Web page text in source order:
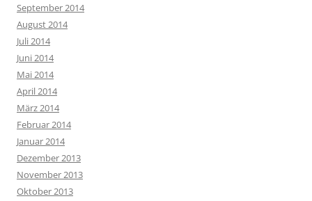
September 2014
August 2014
Juli 2014
Juni 2014
Mai 2014
April 2014
März 2014
Februar 2014
Januar 2014
Dezember 2013
November 2013
Oktober 2013